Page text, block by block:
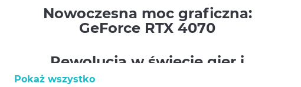
Nowoczesna moc graficzna:
GeForce RTX 4070
Rewolucja w świecie gier i
grafiki komputerowej
Pokaż wszystko